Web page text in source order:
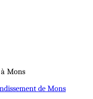
à Mons
de Mons